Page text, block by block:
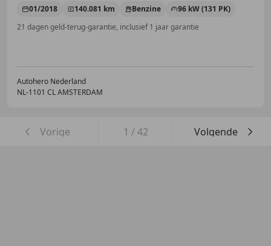
01/2018 140.081 km Benzine
96 kW (131 PK)
21 dagen geld-terug-garantie, inclusief 1 jaar garantie
Autohero Nederland
NL-1101 CL AMSTERDAM
Vorige 1 /42 Volgende